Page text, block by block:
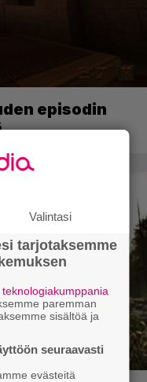
episodin
Valintasi
tarjotaksemme
teknologiakumppania
paremman
sisältöä ja
seuraavasti
evästeitä